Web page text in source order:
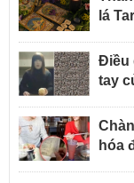
lá
Điều
tay
hóa